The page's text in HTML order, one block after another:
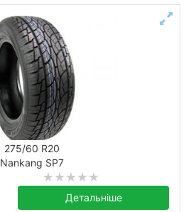
275/60 R20
Nankang SP7
Детальніше